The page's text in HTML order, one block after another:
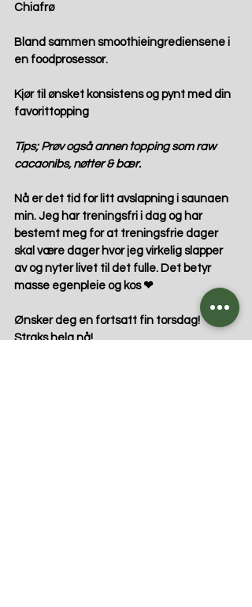
Chiafrø
Bland sammen smoothieingrediensene i
en foodprosessor.
Kjør til ønsket konsistens og pynt med din
favorittopping
Tips; Prøv også annen topping som raw
cacaonibs, nøtter & bær.
Nå er det tid for litt avslapning i saunaen
min. Jeg har treningsfri i dag og har
bestemt meg for at treningsfrie dager
skal være dager hvor jeg virkelig slapper
av og nyter livet til det fulle. Det betyr
masse egenpleie og kos ❤
Ønsker deg en fortsatt fin torsdag!
Straks helg nå!